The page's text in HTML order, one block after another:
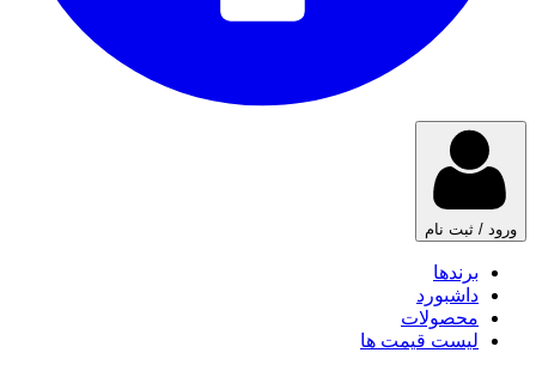
ورود / ثبت نام
برندها
داشبورد
محصولات
لیست قیمت ها